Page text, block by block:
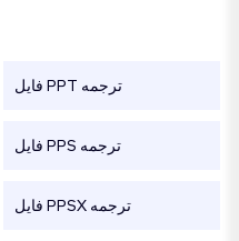
ترجمه PPT فایل
ترجمه PPS فایل
ترجمه PPSX فایل